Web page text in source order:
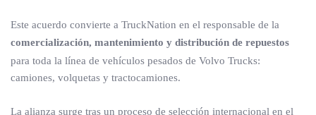
Este acuerdo convierte a TruckNation en el responsable de la
comercialización, mantenimiento y distribución de repuestos
para toda la línea de vehículos pesados de Volvo Trucks:
camiones, volquetas y tractocamiones.
La alianza surge tras un proceso de selección internacional en el